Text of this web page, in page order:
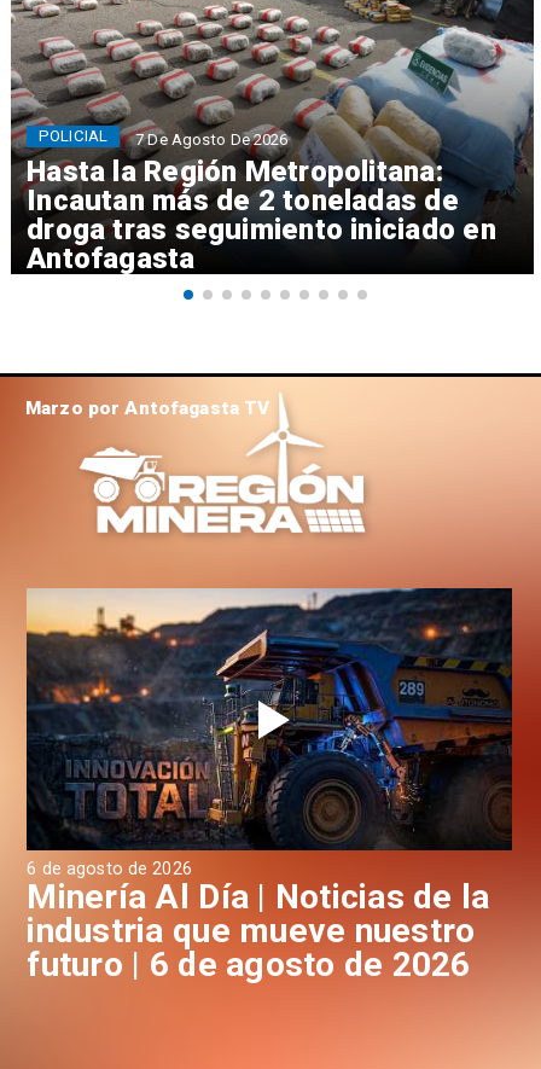
Hasta la Región Metropolitana:
Incautan más de 2 toneladas de
droga tras seguimiento iniciado en
Antofagasta
POLICIAL 7 De Agosto De 2026
6 de agosto de 2026
Minería Al Día | Noticias de la
industria que mueve nuestro
futuro | 6 de agosto de 2026
Marzo por Antofagasta TV